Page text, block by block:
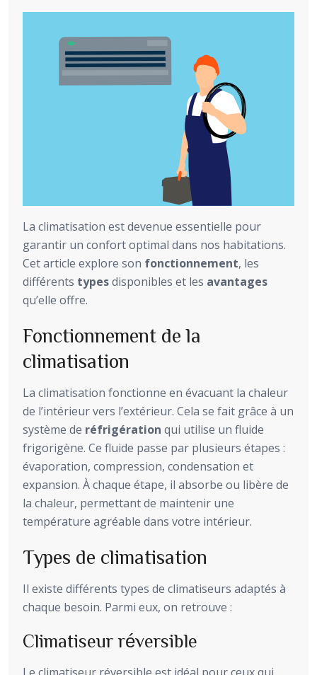
La climatisation est devenue essentielle pour
garantir un confort optimal dans nos habitations.
Cet article explore son fonctionnement, les
différents typesdisponibles et les avantages
qu’elle offre.
Fonctionnement de la
climatisation
La climatisation fonctionne en évacuant la chaleur
de l’intérieur vers l’extérieur. Cela se fait grâce à un
système de réfrigération qui utilise un fluide
frigorigène. Ce fluide passe par plusieurs étapes :
évaporation, compression, condensation et
expansion. À chaque étape, il absorbe ou libère de
la chaleur, permettant de maintenir une
température agréable dans votre intérieur.
Types de climatisation
Il existe différents types de climatiseurs adaptés à
chaque besoin. Parmi eux, on retrouve :
Climatiseur réversible